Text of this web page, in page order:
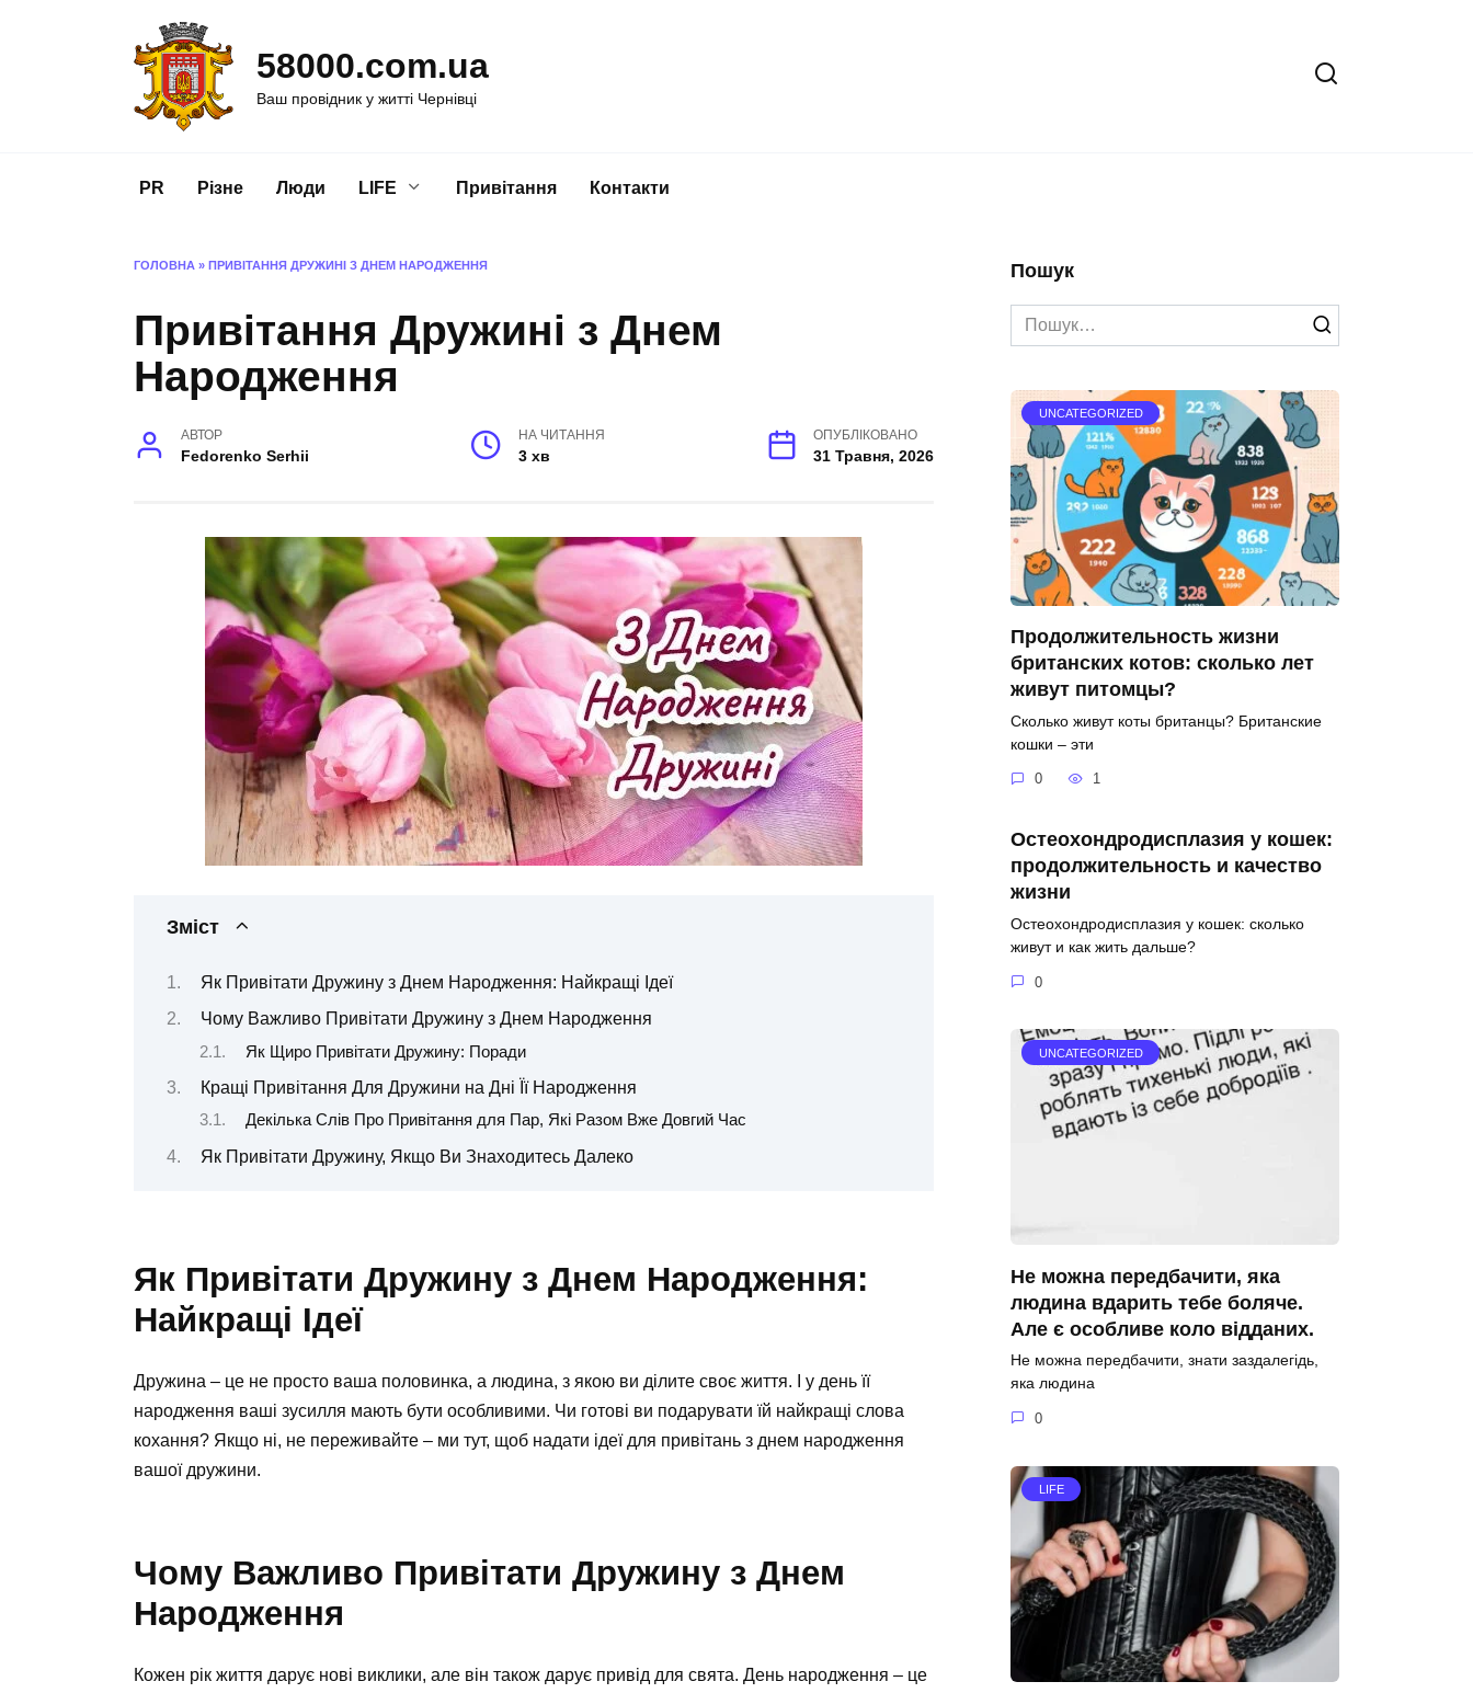
58000.com.ua
Ваш провідник у житті Чернівці
PR Різне Люди LIFE Привітання Контакти
ГОЛОВНА » ПРИВІТАННЯ ДРУЖИНІ З ДНЕМ НАРОДЖЕННЯ
Привітання Дружині з Днем
Народження
АВТОР
Fedorenko Serhii
НА ЧИТАННЯ
3 хв
ОПУБЛІКОВАНО
31 Травня, 2026
Зміст
Як Привітати Дружину з Днем Народження: Найкращі Ідеї
Чому Важливо Привітати Дружину з Днем Народження
Як Щиро Привітати Дружину: Поради
Кращі Привітання Для Дружини на Дні Її Народження
Декілька Слів Про Привітання для Пар, Які Разом Вже Довгий Час
Як Привітати Дружину, Якщо Ви Знаходитесь Далеко
Як Привітати Дружину з Днем Народження:
Найкращі Ідеї
Дружина – це не просто ваша половинка, а людина, з якою ви ділите своє життя. І у день її
народження ваші зусилля мають бути особливими. Чи готові ви подарувати їй найкращі слова
кохання? Якщо ні, не переживайте – ми тут, щоб надати ідеї для привітань з днем народження
вашої дружини.
Чому Важливо Привітати Дружину з Днем
Народження
Кожен рік життя дарує нові виклики, але він також дарує привід для свята. День народження – це
Пошук
Search
for:
UNCATEGORIZED
Продолжительность жизни
британских котов: сколько лет
живут питомцы?
Сколько живут коты британцы? Британские
кошки – эти
0 1
Остеохондродисплазия у кошек:
продолжительность и качество
жизни
Остеохондродисплазия у кошек: сколько
живут и как жить дальше?
0
UNCATEGORIZED
Не можна передбачити, яка
людина вдарить тебе боляче.
Але є особливе коло відданих.
Не можна передбачити, знати заздалегідь,
яка людина
0
LIFE